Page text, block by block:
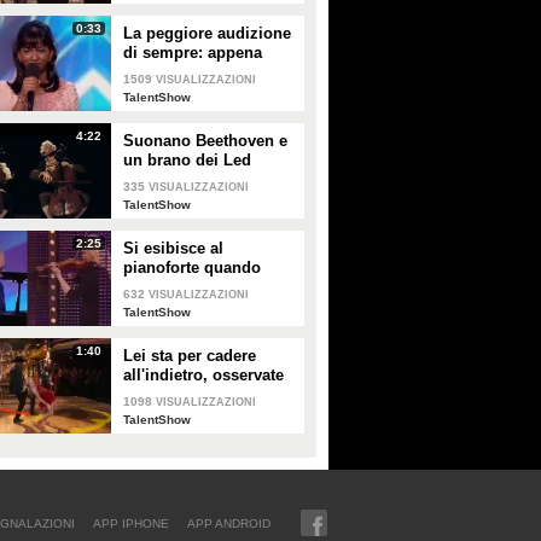
0:33
La peggiore audizione
di sempre: appena
inizia a cantare non
smetterete di ridere
1509 VISUALIZZAZIONI
TalentShow
4:22
Suonano Beethoven e
un brano dei Led
Zeppelin insieme:
l'esibizione è
335 VISUALIZZAZIONI
TalentShow
2:25
Si esibisce al
pianoforte quando
entra una donna: ha
inizio un grande
632 VISUALIZZAZIONI
TalentShow
1:40
Lei sta per cadere
all'indietro, osservate
cosa fa lui con la
gamba destra
1098 VISUALIZZAZIONI
TalentShow
APP IPHONE APP ANDROID